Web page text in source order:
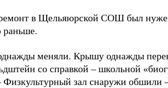
в Щельяюрской СОШ был
раньше.
меняли. Крышу однажды
со справкой – школьной
зал снаружи обшили –